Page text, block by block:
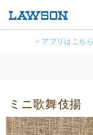
> アプリはこちら
ミニ歌舞伎揚